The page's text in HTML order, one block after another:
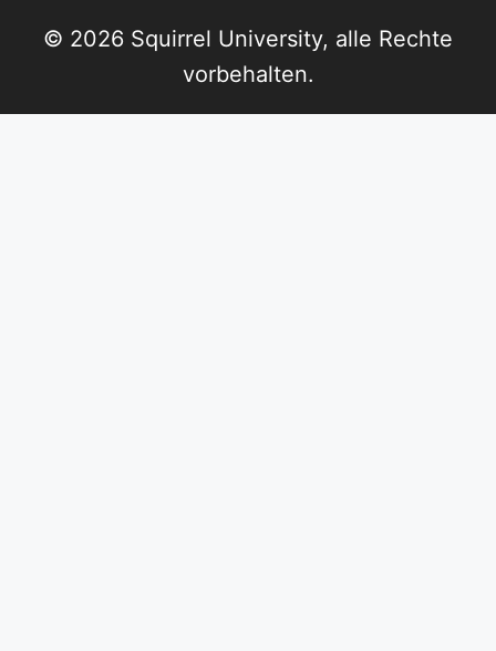
© 2026 Squirrel University, alle Rechte
vorbehalten.